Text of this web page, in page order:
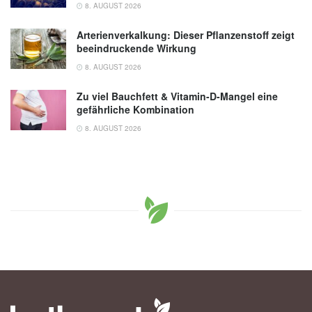
8. AUGUST 2026
Arterienverkalkung: Dieser Pflanzenstoff zeigt
beeindruckende Wirkung
8. AUGUST 2026
Zu viel Bauchfett & Vitamin-D-Mangel eine
gefährliche Kombination
8. AUGUST 2026